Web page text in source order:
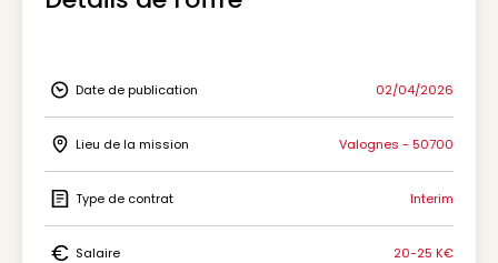
Icon Date de publication
Date de publication 02/04/2026
Icon Lieu de la mission
Lieu de la mission Valognes - 50700
Icon Type de contrat
Type de contrat Interim
Salaire 20-25 K€